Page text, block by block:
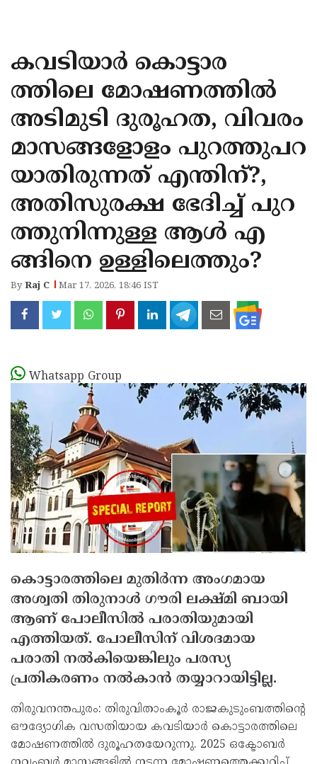
KANNUR
KASARAGOD
കവടിയാര്‍ കൊട്ടാര
ത്തിലെ മോഷണത്തില്‍
അടിമുടി ദുരൂഹത, വിവരം
മാസങ്ങളോളം പുറത്തുപറ
യാതിരുന്നത് എന്തിന്?,
അതിസുരക്ഷ ഭേദിച്ച് പുറ
ത്തുനിന്നുള്ള ആള്‍ എ
ങ്ങിനെ ഉള്ളിലെത്തും?
ByRaj C Mar 17, 2026, 18:46 IST
Whatsapp Group
കൊട്ടാരത്തിലെ മുതിര്‍ന്ന അംഗമായ
അശ്വതി തിരുനാള്‍ ഗൗരി ലക്ഷ്മി ബായി
ആണ് പോലീസില്‍ പരാതിയുമായി
എത്തിയത്. പോലീസിന് വിശദമായ
പരാതി നല്‍കിയെങ്കിലും പരസ്യ
പ്രതികരണം നല്‍കാന്‍ തയ്യാറായിട്ടില്ല.
തിരുവനന്തപുരം: തിരുവിതാംകൂര്‍ രാജകുടുംബത്തിന്റെ
ഔദ്യോഗിക വസതിയായ കവടിയാര്‍ കൊട്ടാരത്തിലെ
മോഷണത്തില്‍ ദുരൂഹതയേറുന്നു. 2025 ഒക്ടോബര്‍